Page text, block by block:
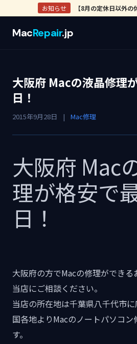
お知らせ 【8月の定休日以外
MacRepair.jp
大阪府 Macの液晶修理
日！
2015年9月28日 | Mac修理
大阪府 Mac
理が格安で
日！
大阪府の方でMacの修理ができ
当店にご相談ください。
当店の所在地は千葉県八千代市
国各地よりMacのノートパソコン
す。